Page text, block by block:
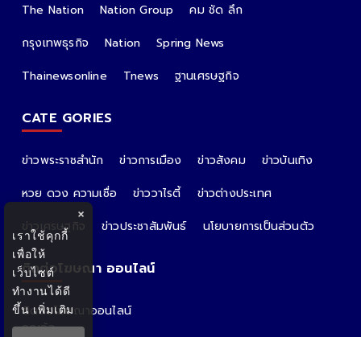
The Nation Nation Group
คม ชัด ลึก
กรุงเทพธุรกิจ
Nation
Spring News
Thainewsonline
Tnews ฐานเศรษฐกิจ
CATE GORIES
ข่าวพระราชสำนัก ข่าวการเมือง ข่าวสังคม
ข่าวบันเทิง
หวย ดวง ความเชื่อ
ข่าววาไรตี้
ข่าวต่างประเทศ
ข่าวเศรษฐกิจ
ข่าวประชาสัมพันธ์ นโยบายการเป็นส่วนตัว
ติดต่อโฆษณา ออนไลน์
ติดต่อโฆษณาออนไลน์
คุณอ้อ
×
เราใช้คุกกี้
เพื่อให้
เว็บไซต์
ทำงานได้ดี
ขึ้นเพิ่มเติม